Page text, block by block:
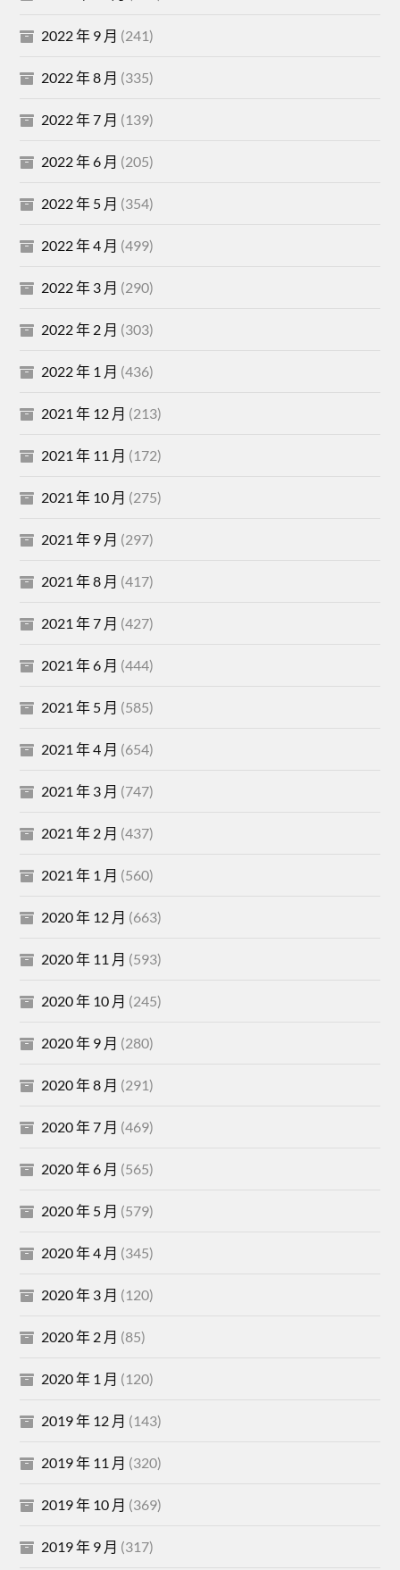
2022 年 9 月 (241)
2022 年 8 月 (335)
2022 年 7 月 (139)
2022 年 6 月 (205)
2022 年 5 月 (354)
2022 年 4 月 (499)
2022 年 3 月 (290)
2022 年 2 月 (303)
2022 年 1 月 (436)
2021 年 12 月 (213)
2021 年 11 月 (172)
2021 年 10 月 (275)
2021 年 9 月 (297)
2021 年 8 月 (417)
2021 年 7 月 (427)
2021 年 6 月 (444)
2021 年 5 月 (585)
2021 年 4 月 (654)
2021 年 3 月 (747)
2021 年 2 月 (437)
2021 年 1 月 (560)
2020 年 12 月 (663)
2020 年 11 月 (593)
2020 年 10 月 (245)
2020 年 9 月 (280)
2020 年 8 月 (291)
2020 年 7 月 (469)
2020 年 6 月 (565)
2020 年 5 月 (579)
2020 年 4 月 (345)
2020 年 3 月 (120)
2020 年 2 月 (85)
2020 年 1 月 (120)
2019 年 12 月 (143)
2019 年 11 月 (320)
2019 年 10 月 (369)
2019 年 9 月 (317)